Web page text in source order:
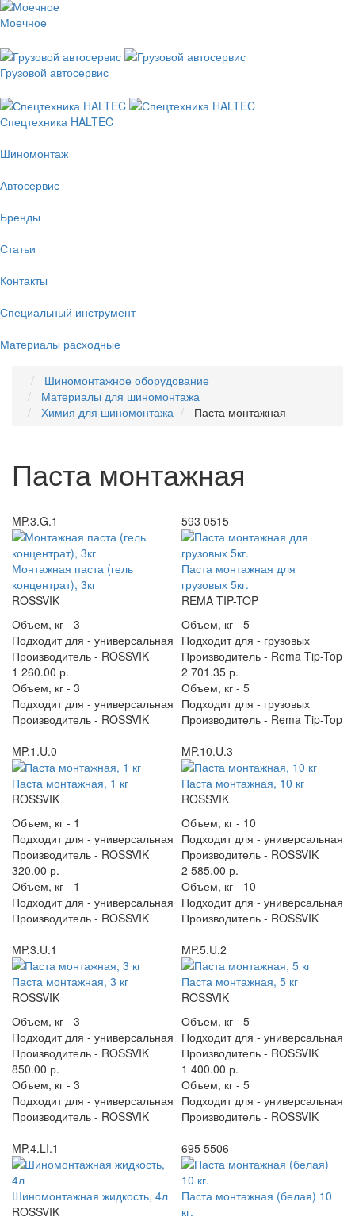
Моечное
Грузовой автосервис
Спецтехника HALTEC
Шиномонтаж
Автосервис
Бренды
Статьи
Контакты
Специальный инструмент
Материалы расходные
Шиномонтажное оборудование
Материалы для шиномонтажа
Химия для шиномонтажа
Паста монтажная
Паста монтажная
MP.3.G.1
Монтажная паста (гель
концентрат), 3кг
ROSSVIK
Объем, кг - 3
Подходит для - универсальная
Производитель - ROSSVIK
1 260.00 р.
Объем, кг - 3
Подходит для - универсальная
Производитель - ROSSVIK
593 0515
Паста монтажная для
грузовых 5кг.
REMA TIP-TOP
Объем, кг - 5
Подходит для - грузовых
Производитель - Rema Tip-Top
2 701.35 р.
Объем, кг - 5
Подходит для - грузовых
Производитель - Rema Tip-Top
MP.1.U.0
Паста монтажная, 1 кг
ROSSVIK
Объем, кг - 1
Подходит для - универсальная
Производитель - ROSSVIK
320.00 р.
Объем, кг - 1
Подходит для - универсальная
Производитель - ROSSVIK
MP.10.U.3
Паста монтажная, 10 кг
ROSSVIK
Объем, кг - 10
Подходит для - универсальная
Производитель - ROSSVIK
2 585.00 р.
Объем, кг - 10
Подходит для - универсальная
Производитель - ROSSVIK
MP.3.U.1
Паста монтажная, 3 кг
ROSSVIK
Объем, кг - 3
Подходит для - универсальная
Производитель - ROSSVIK
850.00 р.
Объем, кг - 3
Подходит для - универсальная
Производитель - ROSSVIK
MP.5.U.2
Паста монтажная, 5 кг
ROSSVIK
Объем, кг - 5
Подходит для - универсальная
Производитель - ROSSVIK
1 400.00 р.
Объем, кг - 5
Подходит для - универсальная
Производитель - ROSSVIK
MP.4.LI.1
Шиномонтажная жидкость, 4л
ROSSVIK
695 5506
Паста монтажная (белая) 10
кг.